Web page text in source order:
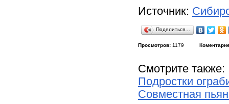
Источник:
Поделиться…
Просмотров: 1179
Смотрите также:
Подростки
Совместная